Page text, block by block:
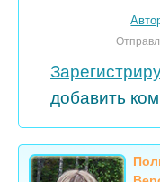
добавить